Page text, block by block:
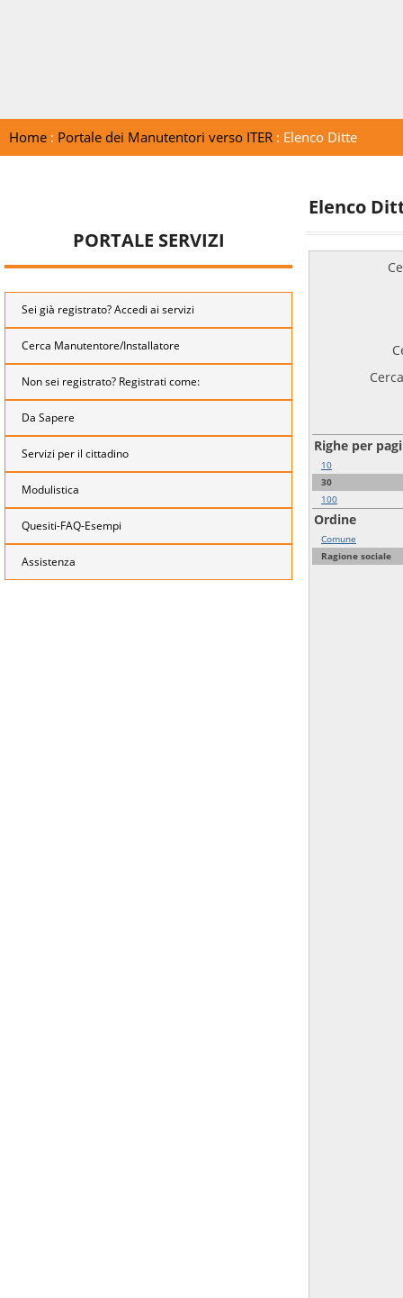
Home: Portale dei Manutentori verso ITER: Elenco Ditte
PORTALE SERVIZI
Sei già registrato? Accedi ai servizi
Cerca Manutentore/Installatore
Non sei registrato? Registrati come:
Da Sapere
Servizi per il cittadino
Modulistica
Quesiti-FAQ-Esempi
Assistenza
Elenco
Righe per
10
30
100
Ordine
Comune
Ragione sociale